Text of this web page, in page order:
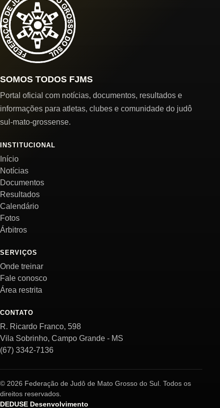
SOMOS TODOS FJMS
Portal oficial com notícias, documentos, resultados e
informações para atletas, clubes e comunidade do judô
sul-mato-grossense.
INSTITUCIONAL
Início
Notícias
Documentos
Resultados
Calendário
Fotos
Árbitros
SERVIÇOS
Onde treinar
Fale conosco
Área restrita
CONTATO
R. Ricardo Franco, 598
Vila Sobrinho, Campo Grande - MS
(67) 3342-7136
© 2026 Federação de Judô de Mato Grosso do Sul. Todos os
direitos reservados.
DEDUSE Desenvolvimento